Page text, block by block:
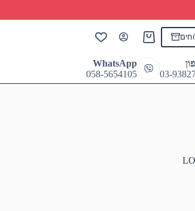
Shopping
03-
WhatsApp
058-5654105